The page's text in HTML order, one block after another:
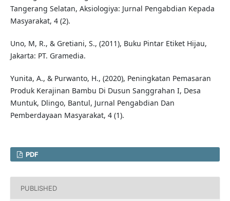
Tangerang Selatan, Aksiologiya: Jurnal Pengabdian Kepada
Masyarakat, 4 (2).
Uno, M, R., & Gretiani, S., (2011), Buku Pintar Etiket Hijau,
Jakarta: PT. Gramedia.
Yunita, A., & Purwanto, H., (2020), Peningkatan Pemasaran
Produk Kerajinan Bambu Di Dusun Sanggrahan I, Desa
Muntuk, Dlingo, Bantul, Jurnal Pengabdian Dan
Pemberdayaan Masyarakat, 4 (1).
PDF
PUBLISHED